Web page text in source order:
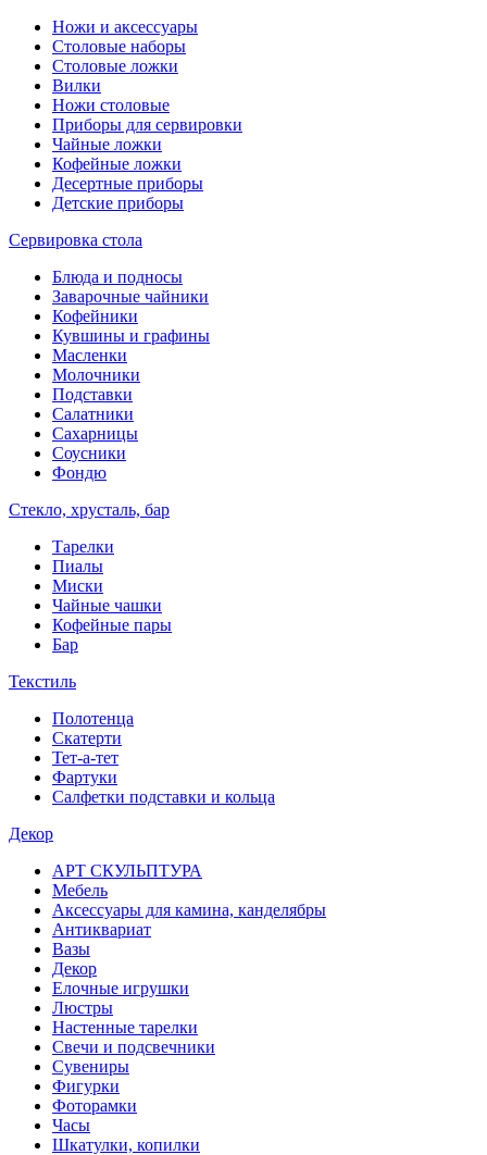
Ножи и аксессуары
Столовые наборы
Столовые ложки
Вилки
Ножи столовые
Приборы для сервировки
Чайные ложки
Кофейные ложки
Десертные приборы
Детские приборы
Сервировка стола
Блюда и подносы
Заварочные чайники
Кофейники
Кувшины и графины
Масленки
Молочники
Подставки
Салатники
Сахарницы
Соусники
Фондю
Стекло, хрусталь, бар
Тарелки
Пиалы
Миски
Чайные чашки
Кофейные пары
Бар
Текстиль
Полотенца
Скатерти
Тет-а-тет
Фартуки
Салфетки подставки и кольца
Декор
АРТ СКУЛЬПТУРА
Мебель
Аксессуары для камина, канделябры
Антиквариат
Вазы
Декор
Елочные игрушки
Люстры
Настенные тарелки
Свечи и подсвечники
Сувениры
Фигурки
Фоторамки
Часы
Шкатулки, копилки